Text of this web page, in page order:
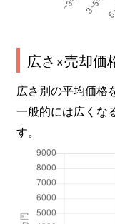
広さ×売却価
広さ別の平均価格
一般的には広くな
す。